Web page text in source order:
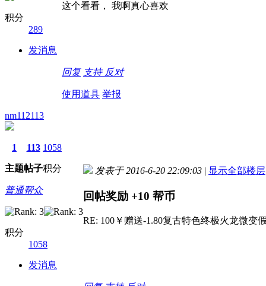
积分
289
发消息
这个看看， 我啊真心喜欢
回复 支持 反对
使用道具 举报
nm112113
1
主题
113
帖子
1058
积分
普通帮众
积分
1058
发消息
发表于 2016-6-20 22:09:03 | 显示全部楼层
回帖奖励 +10 帮币
RE: 100￥赠送-1.80复古特色终极火龙微变